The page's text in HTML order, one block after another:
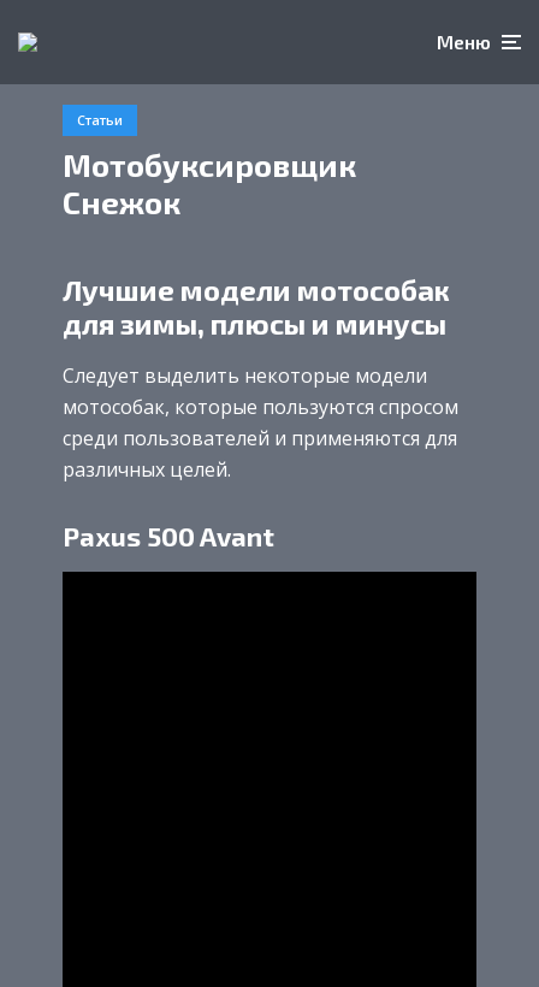
Меню
Статьи
Мотобуксировщик
Снежок
Лучшие модели мотособак
для зимы, плюсы и минусы
Следует выделить некоторые модели
мотособак, которые пользуются спросом
среди пользователей и применяются для
различных целей.
Paxus 500 Avant